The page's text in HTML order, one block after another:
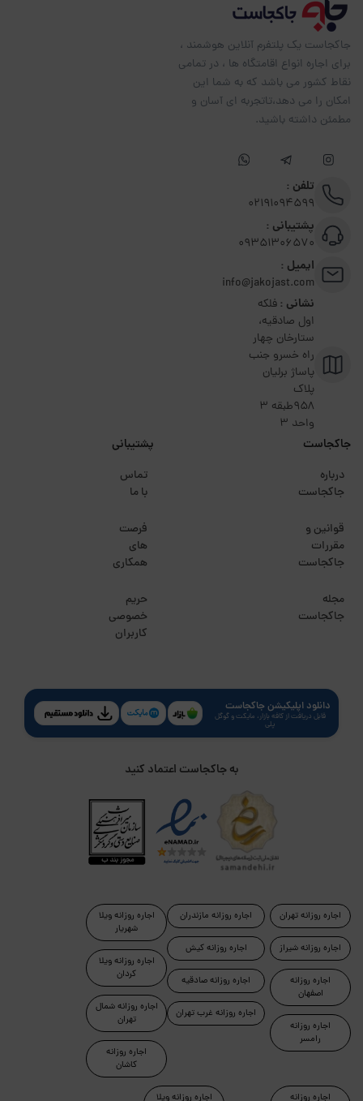
جاکجاست یک پلتفرم آنلاین هوشمند ،
برای اجاره انواع اقامتگاه ها ، در تمامی
نقاط کشور می باشد که به شما این
امکان را می دهد،تاتجربه ای آسان و
مطمئن داشته باشید.
تلفن :
02191094599
پشتیبانی :
09351306570
ایمیل :
info@jakojast.com
نشانی :فلکه
اول صادقیه،
ستارخان چهار
راه خسرو جنب
پاساژ برلیان
پلاک
۹۵۸طبقه 3
واحد 3
جاکجاست
درباره
جاکجاست
قوانین و
مقررات
جاکجاست
مجله
جاکجاست
پشتیبانی
تماس
با ما
فرصت
های
همکاری
حریم
خصوصی
کاربران
دانلود اپلیکیشن جاکجاست
قابل دریافت از کافه بازار، مایکت و گوگل
پلی
به جاکجاست اعتماد کنید
اجاره روزانه تهران
اجاره روزانه شیراز
اجاره روزانه
اصفهان
اجاره روزانه
رامسر
اجاره روزانه مازندران
اجاره روزانه کیش
اجاره روزانه صادقیه
اجاره روزانه غرب تهران
اجاره روزانه ویلا
شهریار
اجاره روزانه ویلا
کردان
اجاره روزانه شمال
تهران
اجاره روزانه
کاشان
اجاره روزانه اجاره روزانه ویلا